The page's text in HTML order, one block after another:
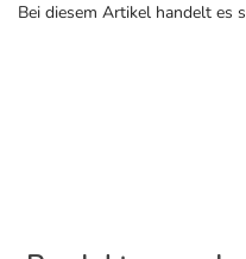
Bei diesem Artikel handelt es